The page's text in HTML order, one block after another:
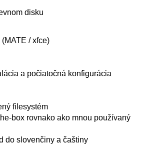
disku
/ xfce)
a počiatočná konfigurácia
filesystém
box rovnako ako mnou používaný
do slovenčiny a čaštiny